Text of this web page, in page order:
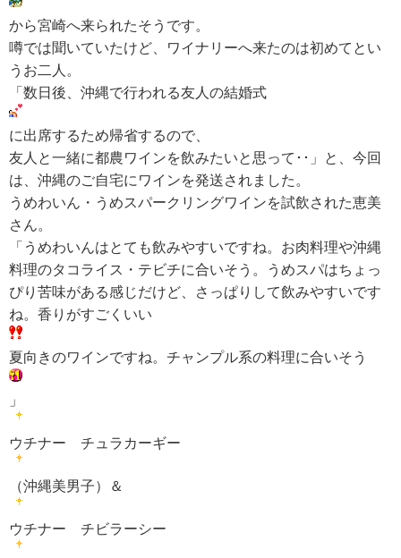
から宮崎へ来られたそうです。
噂では聞いていたけど、ワイナリーへ来たのは初めてとい
うお二人。
「数日後、沖縄で行われる友人の結婚式
に出席するため帰省するので、
友人と一緒に都農ワインを飲みたいと思って･･」と、今回
は、沖縄のご自宅にワインを発送されました。
うめわいん・うめスパークリングワインを試飲された恵美
さん。
「うめわいんはとても飲みやすいですね。お肉料理や沖縄
料理のタコライス・テビチに合いそう。うめスパはちょっ
ぴり苦味がある感じだけど、さっぱりして飲みやすいです
ね。香りがすごくいい
夏向きのワインですね。チャンプル系の料理に合いそう
」
ウチナー チュラカーギー
（沖縄美男子）＆
ウチナー チビラーシー